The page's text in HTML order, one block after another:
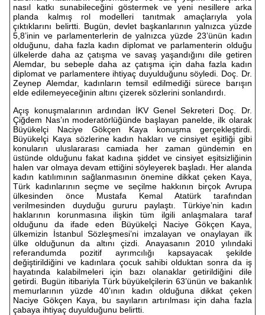
nasıl katkı sunabileceğini göstermek ve yeni nesillere arka
planda kalmış rol modelleri tanıtmak amaçlarıyla yola
çıktıklarını belirtti. Bugün, devlet başkanlarının yalnızca yüzde
5,8’inin ve parlamenterlerin de yalnızca yüzde 23’ünün kadın
olduğunu, daha fazla kadın diplomat ve parlamenterin olduğu
ülkelerde daha az çatışma ve savaş yaşandığını dile getiren
Alemdar, bu sebeple daha az çatışma için daha fazla kadın
diplomat ve parlamentere ihtiyaç duyulduğunu söyledi. Doç. Dr.
Zeynep Alemdar, kadınların temsil edilmediği sürece barışın
elde edilemeyeceğinin altını çizerek sözlerini sonlandırdı.
Açış konuşmalarının ardından İKV Genel Sekreteri Doç. Dr.
Çiğdem Nas’ın moderatörlüğünde başlayan panelde, ilk olarak
Büyükelçi Naciye Gökçen Kaya konuşma gerçekleştirdi.
Büyükelçi Kaya sözlerine kadın hakları ve cinsiyet eşitliği gibi
konuların uluslararası camiada her zaman gündemin en
üstünde olduğunu fakat kadına şiddet ve cinsiyet eşitsizliğinin
halen var olmaya devam ettiğini söyleyerek başladı. Her alanda
kadın katılımının sağlanmasının önemine dikkat çeken Kaya,
Türk kadınlarının seçme ve seçilme hakkının birçok Avrupa
ülkesinden önce Mustafa Kemal Atatürk tarafından
verilmesinden duyduğu gururu paylaştı. Türkiye’nin kadın
haklarının korunmasına ilişkin tüm ilgili anlaşmalara taraf
olduğunu da ifade eden Büyükelçi Naciye Gökçen Kaya,
ülkemizin İstanbul Sözleşmesi’ni imzalayan ve onaylayan ilk
ülke olduğunun da altını çizdi. Anayasanın 2010 yılındaki
referandumda pozitif ayrımcılığı kapsayacak şekilde
değiştirildiğini ve kadınlara çocuk sahibi olduktan sonra da iş
hayatında kalabilmeleri için bazı olanaklar getirildiğini dile
getirdi. Bugün itibariyla Türk büyükelçilerin 63’ünün ve bakanlık
memurlarının yüzde 40’ının kadın olduğuna dikkat çeken
Naciye Gökçen Kaya, bu sayıların artırılması için daha fazla
çabaya ihtiyaç duyulduğunu belirtti.